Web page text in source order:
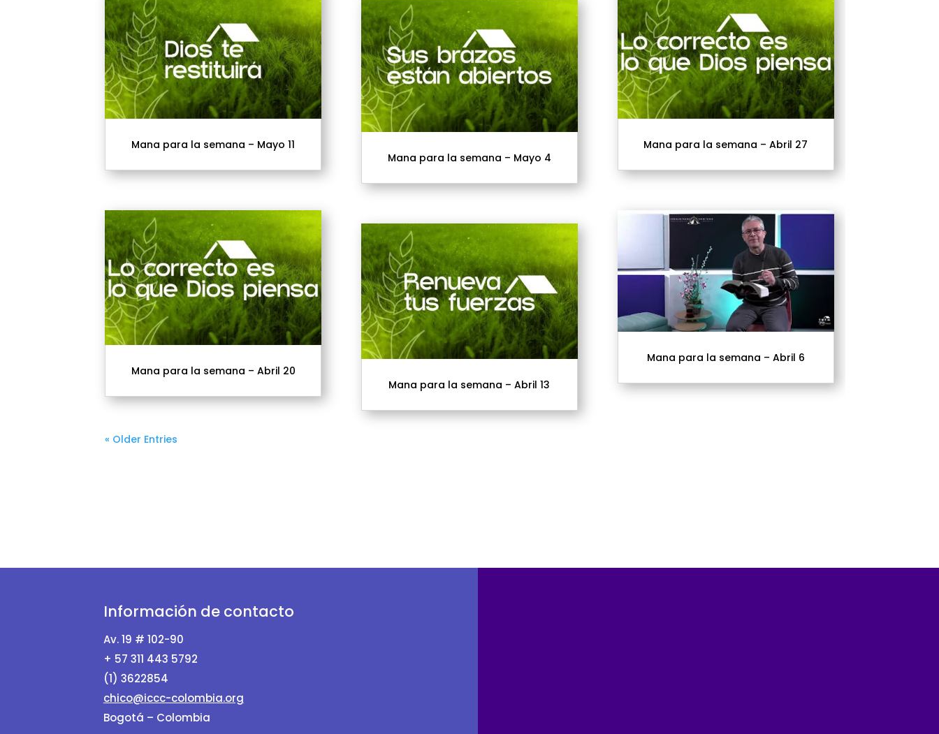
Mana para la semana – Mayo 11
Mana para la semana – Abril 20
Mana para la semana – Mayo 4
Mana para la semana – Abril 13
Mana para la semana – Abril 27
Mana para la semana – Abril 6
« Older Entries
Información de contacto
Av. 19 # 102-90
+ 57 311 443 5792
(1) 3622854
chico@iccc-colombia.org
Bogotá – Colombia